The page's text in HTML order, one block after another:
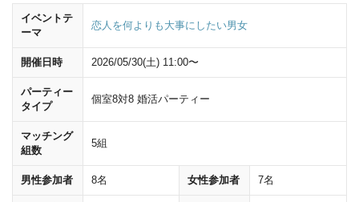
「八重洲地下方面」
イベントテ
ーマ
恋人を何よりも大事にしたい男女
開催日時 2026/05/30(土) 11:00〜
パーティー
タイプ
個室8対8 婚活パーティー
マッチング
組数
5組
男性参加者 8名 女性参加者 7名